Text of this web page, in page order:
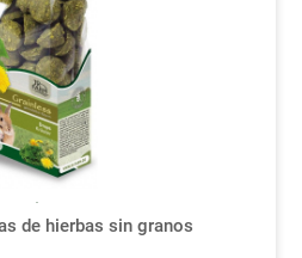
de hierbas sin granos